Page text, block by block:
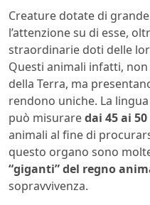
Creature dotate di
l’attenzione su di esse,
straordinarie doti delle
Questi animali infatti,
della Terra, ma
rendono uniche. La
può misuraredai 45 ai 50
animali al fine di
questo organo sono
“giganti” del regno
sopravvivenza.